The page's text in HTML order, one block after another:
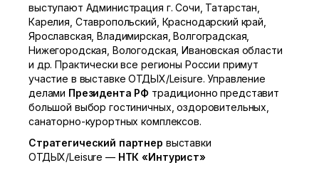
выступают Администрация г. Сочи, Татарстан,
Карелия, Ставропольский, Краснодарский край,
Ярославская, Владимирская, Волгоградская,
Нижегородская, Вологодская, Ивановская области
и др. Практически все регионы России примут
участие в выставке ОТДЫХ/Leisure. Управление
делами Президента РФ традиционно представит
большой выбор гостиничных, оздоровительных,
санаторно-курортных комплексов.
Стратегический партнер выставки
ОТДЫХ/Leisure — НТК «Интурист»